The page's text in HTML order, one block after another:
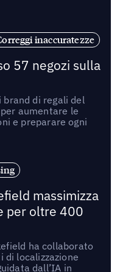
inaccuratezze
57 negozi sulla
brand di regali del
aumentare le
e preparare ogni
massimizza
per oltre 400
ha collaborato
di localizzazione
dall’IA in